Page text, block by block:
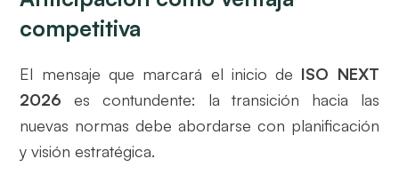
competitiva
El mensaje que marcará el inicio de ISO NEXT
2026 es contundente: la transición hacia las
nuevas normas debe abordarse con planificación
y visión estratégica.